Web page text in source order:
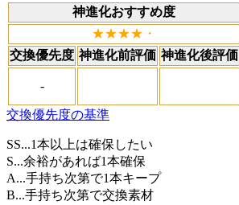
神進化おすすめ度
★★★★・
交換優先度 神進化前評価 神進化後評価
-
交換優先度の基準
SS...1本以上は確保したい
S...余裕があれば1本確保
A...手持ち次第で1本キープ
B...手持ち次第で交換素材